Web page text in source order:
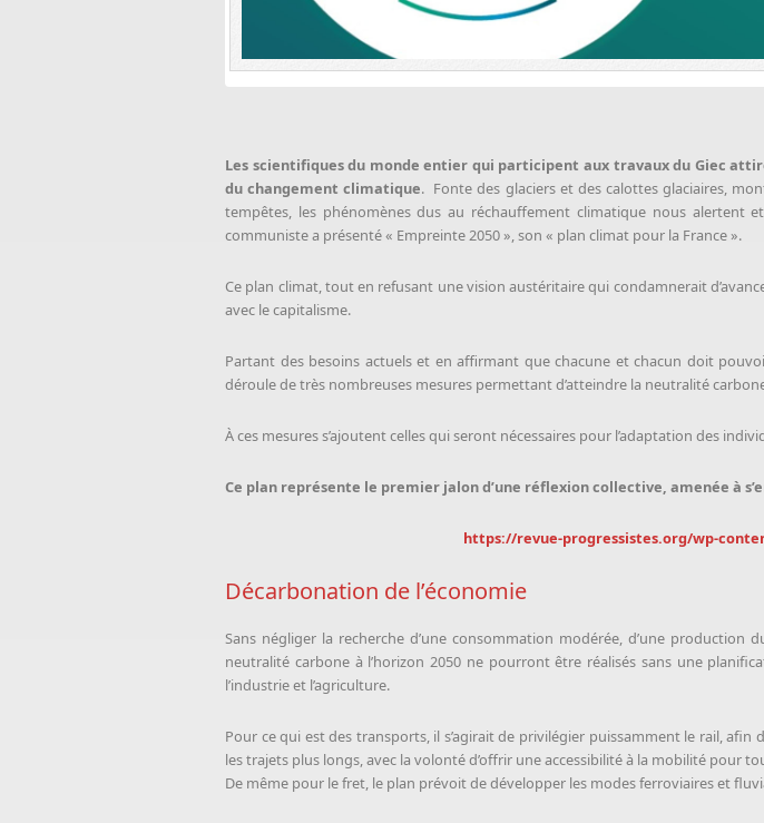
Les scientifiques du monde entier qui participent aux travaux du Giec
du changement climatique. Fonte des glaciers et des calottes glaciaires,
tempêtes, les phénomènes dus au réchauffement climatique nous alertent
communiste a présenté « Empreinte 2050 », son « plan climat pour la France ».
Ce plan climat, tout en refusant une vision austéritaire qui condamnerait
avec le capitalisme.
Partant des besoins actuels et en affirmant que chacune et chacun doit
déroule de très nombreuses mesures permettant d’atteindre la neutralité
À ces mesures s’ajoutent celles qui seront nécessaires pour l’adaptation des
Ce plan représente le premier jalon d’une réflexion collective, amenée à
https://revue-progressistes.org/wp-
Décarbonation de l’économie
Sans négliger la recherche d’une consommation modérée, d’une
neutralité carbone à l’horizon 2050 ne pourront être réalisés sans une
l’industrie et l’agriculture.
Pour ce qui est des transports, il s’agirait de privilégier puissamment le rail,
les trajets plus longs, avec la volonté d’offrir une accessibilité à la mobilité pour
De même pour le fret, le plan prévoit de développer les modes ferroviaires et